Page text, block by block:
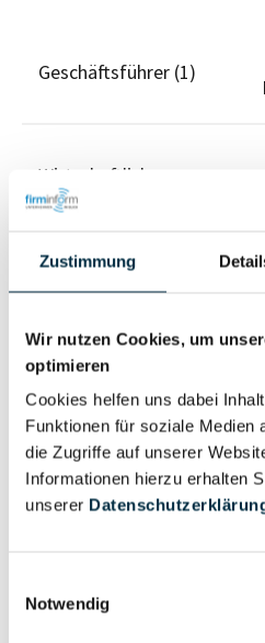
Zustimmung
Wir nutzen Cookies, um
optimieren
Cookies helfen uns dabei
Funktionen für soziale Medien
die Zugriffe auf unserer
Informationen hierzu erhalten
unserer
Notwendig
Geschäftsführer (1)
Wirtschaftlich
Berechtigter
Gesellschafterstruktur